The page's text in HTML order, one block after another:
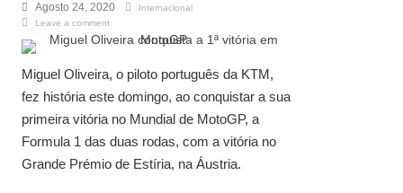
Agosto 24, 2020
Internacional
Leave a comment
Miguel Oliveira, o piloto português da KTM,
fez história este domingo, ao conquistar a sua
primeira vitória no Mundial de MotoGP, a
Formula 1 das duas rodas, com a vitória no
Grande Prémio de Estíria, na Áustria.